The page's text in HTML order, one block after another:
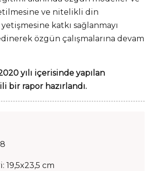
ve nitelikli din
katkı sağlanmayı
özgün çalışmalarına devam
yılı içerisinde yapılan
bir rapor hazırlandı.
cm